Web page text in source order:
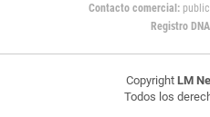
Contacto comercial:
Registro
Copyright LM
Todos los